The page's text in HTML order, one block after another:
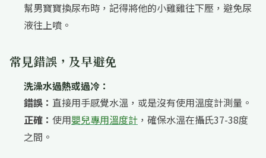
幫男寶寶換尿布時，記得將他的小雞雞往下壓，避免尿
液往上噴。
常見錯誤，及早避免
洗澡水過熱或過冷：
錯誤： 直接用手感覺水溫，或是沒有使用溫度計測量。
正確： 使用嬰兒專用溫度計 ，確保水溫在攝氏37-38度
之間。